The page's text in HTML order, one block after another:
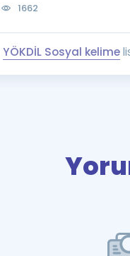
1662
YÖKDİL Sosyal kelime